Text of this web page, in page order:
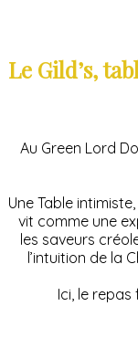
Le Gild’s,
Au Green Lord
Une Table
vit comme une
les saveurs
l’intuition de la
Ici, le repas